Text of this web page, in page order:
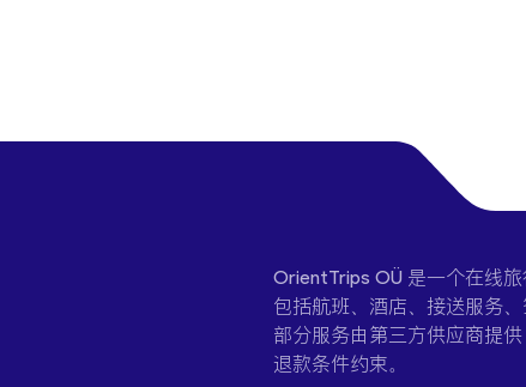
OrientTrips OÜ 是一个在线
包括航班、酒店、接送服务
部分服务由第三方供应商提
退款条件约束。